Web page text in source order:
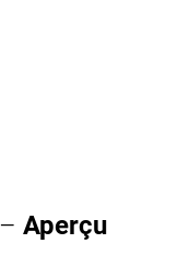
–Aperçu